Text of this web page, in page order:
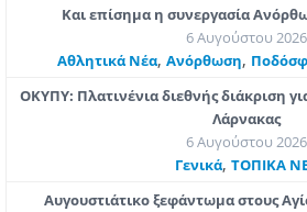
Και επίσημα η συνεργασία
6 Αυγούστου 2026
Αθλητικά Νέα, Ανόρθωση,
ΟΚΥΠΥ: Πλατινένια διεθνής διάκριση
Λάρνακας
6 Αυγούστου 2026
Γενικά, ΤΟΠΙΚΑ
Αυγουστιάτικο ξεφάντωμα στους